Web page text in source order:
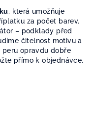
, která umožňuje
za počet barev.
– podklady před
čitelnost motivu a
peru opravdu dobře
přímo k objednávce.